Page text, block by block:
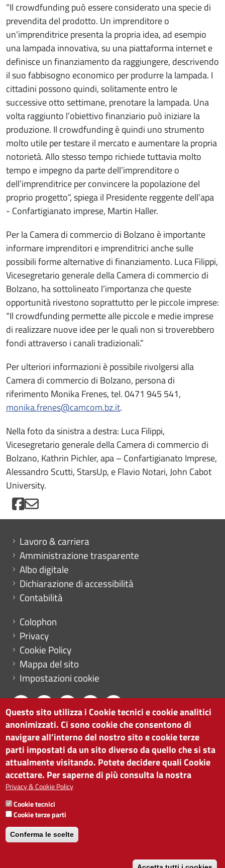
“Il crowdfunding può essere considerato una specie di
prevendita del prodotto. Un imprenditore o
un’imprenditrice presenta la propria idea, ad esempio
una lampada innovativa, su una piattaforma internet e
definisce un finanziamento da raggiungere, descrivendo
il suo fabbisogno economico per produrre la lampada. I
cittadini possono quindi, solitamente entro le
successive otto settimane, prenotare la lampada. Una
volta raggiunto l’obiettivo finanziario può iniziare la
produzione. Il crowdfunding è quindi uno strumento
molto utile per testare il mercato e aumentare la propria
notorietà. Allo stesso tempo richiede tuttavia molto
tempo e impegno da parte dell’imprenditore o
dell’imprenditrice per convincere la popolazione del
proprio progetto”, spiega il Presidente reggente dell’apa
- Confartigianato imprese, Martin Haller.
Per la Camera di commercio di Bolzano è importante
informare imprenditori e imprenditrici anche sulle
possibili forme alternative di finanziamento. Luca Filippi,
Vicesegretario generale della Camera di commercio di
Bolzano, ha sottolineato l’importanza che queste
opportunità rivestono soprattutto per le piccole imprese:
“Il crowdfunding permette alle piccole e medie imprese
di realizzare nuove idee per le quali non si troverebbero
fondi attraverso i canali tradizionali.”
Per ulteriori informazioni è possibile rivolgersi alla
Camera di commercio di Bolzano, persona di
riferimento Monika Frenes, tel. 0471 945 541,
monika.frenes@camcom.bz.it.
Nella foto da sinistra a destra: Luca Filippi,
Vicesegretario generale della Camera di commercio di
Bolzano, Kathrin Pichler, apa – Confartigianato Imprese,
Alessandro Scutti, StarsUp, e Flavio Notari, John Cabot
University.
Mini menu di servizio
Lavoro & carriera
Amministrazione trasparente
Albo digitale
Dichiarazione di accessibilità
Contabilità
Menu footer
Colophon
Privacy
Cookie Policy
Mappa del sito
Impostazioni cookie
CAMERA DI COMMERCIO DI BOLZANO
via Alto Adige 60 | I-39100 Bolzano
tel. 0471 945 511 |info@camcom.bz.it
Partita IVA: 00376420212
ISTITUTO PER LA PROMOZIONE DELLO
SVILUPPO ECONOMICO
Partita IVA: 01716880214
Questo sito utilizza i Cookie tecnici e cookie analitici
anonimizzati. Ci sono cookie che consentono di
navigare all’interno del nostro sito e cookie terze
parti impostati da un sito diverso da quello che si sta
attualmente visitando. Potete decidere quali Cookie
accettare. Per saperne di più consulta la nostra
Privacy & Cookie Policy
Cookie tecnici
Cookie terze parti
Conferma le scelte